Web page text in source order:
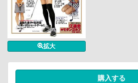
拡大
購入する